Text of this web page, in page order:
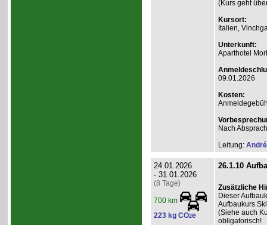
(Kurs geht
Kursort:
Italien,
Unterkunft:
Aparthotel
09.01.2026
Kosten:
Nach
Leitung:
24.01.2026
- 31.01.2026
(8 Tage)
700 km
223 kg CO2e
26.1.10
Zusätzliche
Dieser
Aufbaukurs
(Siehe auch
obligatorisch!